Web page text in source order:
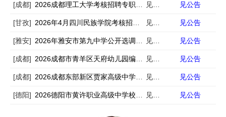
[成都] 2026成都理工大学考核招聘专职思想政治理论课教师6人 见公告 见公告
[甘孜] 2026年4月四川民族学院考核招聘28名非事业编制工作人员公告 见公告 见公告
[雅安] 2026年雅安市第九中学公开选调事业人员的公告 见公告 见公告
[成都] 2026成都市青羊区天府幼儿园编外教师招聘13人 见公告 见公告
[成都] 2026成都东部新区贾家高级中学（第二次）高中英语教师招聘1人 见公告 见公告
[德阳] 2026德阳市黄许职业高级中学校（旌阳综合高中）教师招聘3人 见公告 见公告